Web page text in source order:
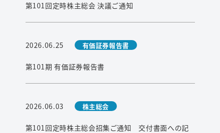
第101回定時株主総会 決議ご通知
2026.06.25 有価証券報告書
第101期 有価証券報告書
2026.06.03 株主総会
第101回定時株主総会招集ご通知 交付書面への記